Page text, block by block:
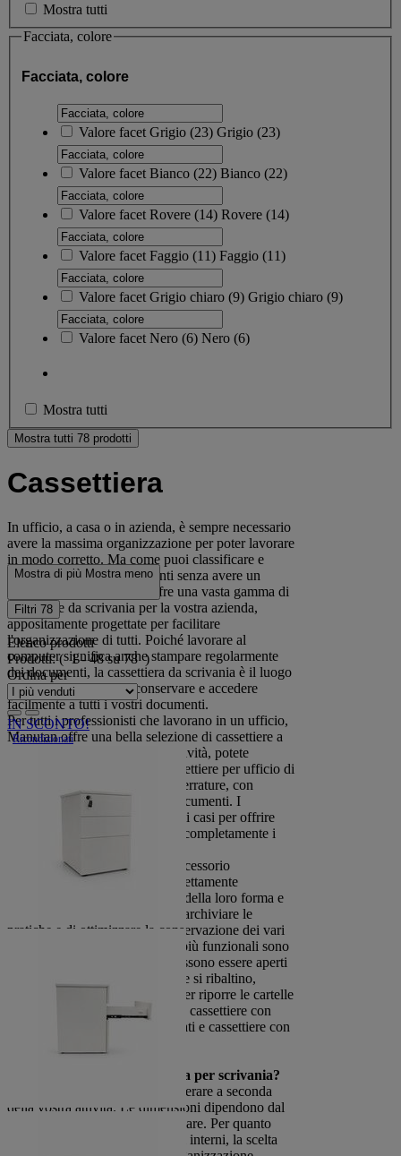
Mostra tutti
Facciata, colore
Facciata, colore
Valore facet Grigio (23) Grigio (23)
Valore facet Bianco (22) Bianco (22)
Valore facet Rovere (14) Rovere (14)
Valore facet Faggio (11) Faggio (11)
Valore facet Grigio chiaro (9) Grigio chiaro (9)
Valore facet Nero (6) Nero (6)
Mostra tutti
Mostra tutti 78 prodotti
Cassettiera
In ufficio, a casa o in azienda, è sempre necessario
avere la massima organizzazione per poter lavorare
in modo corretto. Ma come puoi classificare e
ordinare tutti i tuoi documenti senza avere un
mobile adatto? Manutan offre una vasta gamma di
cassettiere da scrivania per la vostra azienda,
appositamente progettate per facilitare
l'organizzazione di tutti. Poiché lavorare al
computer significa anche stampare regolarmente
dei documenti, la cassettiera da scrivania è il luogo
ideale per raccogliere, conservare e accedere
facilmente a tutti i vostri documenti.
Per tutti i professionisti che lavorano in un ufficio,
Manutan offre una bella selezione di cassettiere a
seconda del vostro settore di attività, potete
scegliere tra una gamma di cassettiere per ufficio di
varie dimensioni, con o senza serrature, con
cassetti, scaffali o ripiani per documenti. I
produttori hanno pensato a tutti i casi per offrire
delle cassettiere che soddisfino completamente i
La cassettiera da ufficio è un accessorio
indispensabile. Contribuisce direttamente
all'organizzazione e, a seconda della loro forma e
della loro capacità, consente di archiviare le
pratiche e di ottimizzare la conservazione dei vari
documenti. Alcuni dei modelli più funzionali sono
persino dotati di cassetti che possono essere aperti
in modo selettivo per evitare che si ribaltino,
mentre altri hanno uno spazio per riporre le cartelle
sospese. Sono disponibili anche cassettiere con
serratura per i documenti riservati e cassettiere con
Come si sceglie una cassettiera per scrivania?
Ci sono diversi criteri da considerare a seconda
della vostra attività. Le dimensioni dipendono dal
numero di documenti da archiviare. Per quanto
riguarda la configurazione degli interni, la scelta
Mostra di più Mostra meno
Filtri 78
Elenco prodotti
Prodotti:( 1 - 48 su 78 )
Ordina per
IN SCONTO!